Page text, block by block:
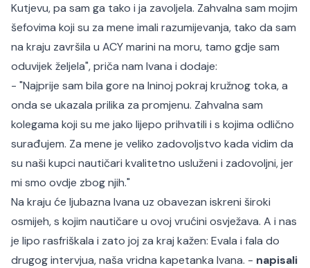
Kutjevu, pa sam ga tako i ja zavoljela. Zahvalna sam mojim
šefovima koji su za mene imali razumijevanja, tako da sam
na kraju završila u ACY marini na moru, tamo gdje sam
oduvijek željela", priča nam Ivana i dodaje:
- "Najprije sam bila gore na Ininoj pokraj kružnog toka, a
onda se ukazala prilika za promjenu. Zahvalna sam
kolegama koji su me jako lijepo prihvatili i s kojima odlično
surađujem. Za mene je veliko zadovoljstvo kada vidim da
su naši kupci nautičari kvalitetno usluženi i zadovoljni, jer
mi smo ovdje zbog njih."
Na kraju će ljubazna Ivana uz obavezan iskreni široki
osmijeh, s kojim nautičare u ovoj vrućini osvježava. A i nas
je lipo rasfriškala i zato joj za kraj kažen: Evala i fala do
drugog intervjua, naša vridna kapetanka Ivana. - napisali